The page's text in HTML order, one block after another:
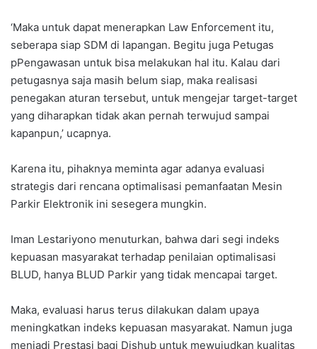
‘Maka untuk dapat menerapkan Law Enforcement itu,
seberapa siap SDM di lapangan. Begitu juga Petugas
pPengawasan untuk bisa melakukan hal itu. Kalau dari
petugasnya saja masih belum siap, maka realisasi
penegakan aturan tersebut, untuk mengejar target-target
yang diharapkan tidak akan pernah terwujud sampai
kapanpun,’ ucapnya.
Karena itu, pihaknya meminta agar adanya evaluasi
strategis dari rencana optimalisasi pemanfaatan Mesin
Parkir Elektronik ini sesegera mungkin.
Iman Lestariyono menuturkan, bahwa dari segi indeks
kepuasan masyarakat terhadap penilaian optimalisasi
BLUD, hanya BLUD Parkir yang tidak mencapai target.
Maka, evaluasi harus terus dilakukan dalam upaya
meningkatkan indeks kepuasan masyarakat. Namun juga
menjadi Prestasi bagi Dishub untuk mewujudkan kualitas